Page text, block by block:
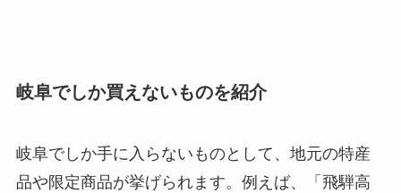
岐阜でしか買えないものを紹介
岐阜でしか手に入らないものとして、地元の特産
品や限定商品が挙げられます。例えば、「飛騨高